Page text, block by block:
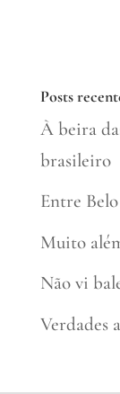
Posts
À beira
brasileiro
Entre
Muito
Não vi
Verdades